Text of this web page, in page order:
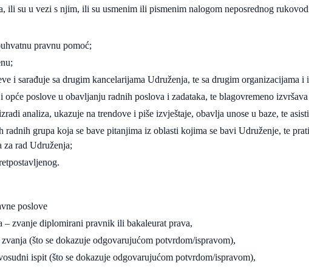
ili su u vezi s njim, ili su usmenim ili pismenim nalogom neposrednog
pravnu pomoć;
i sarađuje sa drugim kancelarijama Udruženja, te sa drugim organizacijama i
poslove u obavljanju radnih poslova i zadataka, te blagovremeno
analiza, ukazuje na trendove i piše izvještaje, obavlja unose u baze, te
grupa koja se bave pitanjima iz oblasti kojima se bavi Udruženje, te
za rad Udruženja;
poslove
zvanje diplomirani pravnik ili bakaleurat prava,
(što se dokazuje odgovarujućom potvrdom/ispravom),
ispit (što se dokazuje odgovarujućom potvrdom/ispravom),